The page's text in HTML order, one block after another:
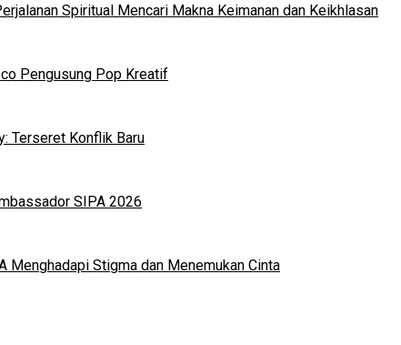
Spiritual Mencari Makna Keimanan dan Keikhlasan
Pengusung Pop Kreatif
Terseret Konflik Baru
SIPA 2026
Menghadapi Stigma dan Menemukan Cinta